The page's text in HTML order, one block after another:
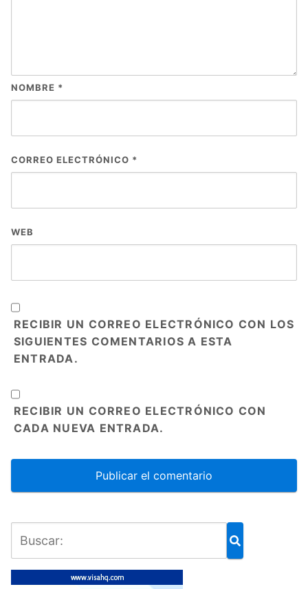
NOMBRE *
CORREO ELECTRÓNICO *
WEB
RECIBIR UN CORREO ELECTRÓNICO CON LOS
SIGUIENTES COMENTARIOS A ESTA
ENTRADA.
RECIBIR UN CORREO ELECTRÓNICO CON
CADA NUEVA ENTRADA.